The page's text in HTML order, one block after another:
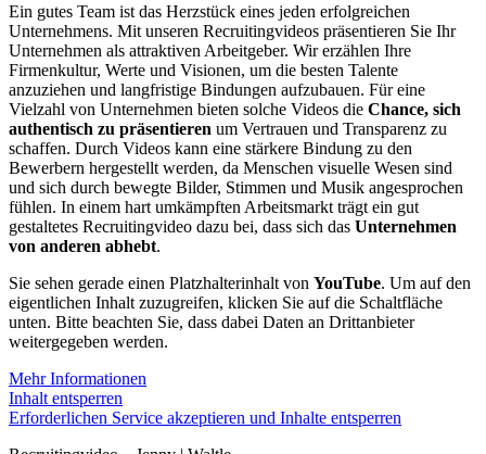
Ein gutes Team ist das Herzstück eines jeden erfolgreichen
Unternehmens. Mit unseren Recruitingvideos präsentieren Sie Ihr
Unternehmen als attraktiven Arbeitgeber. Wir erzählen Ihre
Firmenkultur, Werte und Visionen, um die besten Talente
anzuziehen und langfristige Bindungen aufzubauen. Für eine
Vielzahl von Unternehmen bieten solche Videos die Chance, sich
authentisch zu präsentieren um Vertrauen und Transparenz zu
schaffen. Durch Videos kann eine stärkere Bindung zu den
Bewerbern hergestellt werden, da Menschen visuelle Wesen sind
und sich durch bewegte Bilder, Stimmen und Musik angesprochen
fühlen. In einem hart umkämpften Arbeitsmarkt trägt ein gut
gestaltetes Recruitingvideo dazu bei, dass sich das Unternehmen
von anderen abhebt.
Sie sehen gerade einen Platzhalterinhalt von YouTube. Um auf den
eigentlichen Inhalt zuzugreifen, klicken Sie auf die Schaltfläche
unten. Bitte beachten Sie, dass dabei Daten an Drittanbieter
weitergegeben werden.
Mehr Informationen
Inhalt entsperren
Erforderlichen Service akzeptieren und Inhalte entsperren